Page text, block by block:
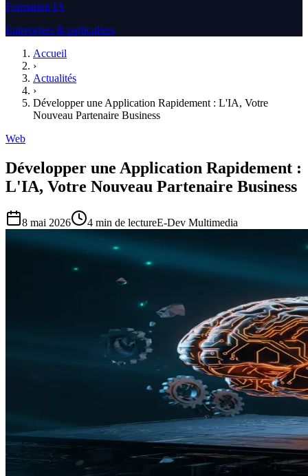
Formation IA
Entreprises & particuliers
Accueil
›
Actualités
›
Développer une Application Rapidement : L'IA, Votre
Nouveau Partenaire Business
Web
Développer une Application Rapidement :
L'IA, Votre Nouveau Partenaire Business
8 mai 2026 4 min de lectureE-Dev Multimedia